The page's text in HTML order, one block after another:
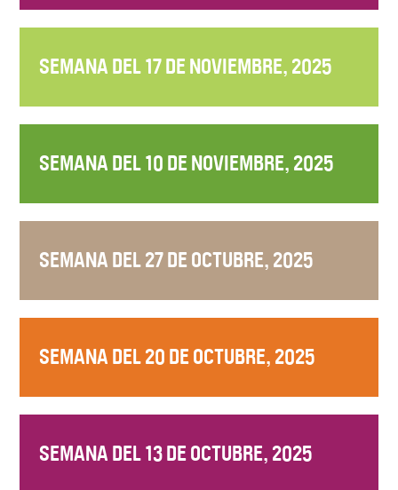
SEMANA DEL 17 DE NOVIEMBRE, 2025
SEMANA DEL 10 DE NOVIEMBRE, 2025
SEMANA DEL 27 DE OCTUBRE, 2025
SEMANA DEL 20 DE OCTUBRE, 2025
SEMANA DEL 13 DE OCTUBRE, 2025